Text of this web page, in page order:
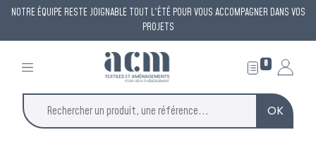
NOTRE ÉQUIPE RESTE JOIGNABLE TOUT L'ÉTÉ POUR VOUS ACCOMPAGNER DANS VOS
PROJETS
0
OK